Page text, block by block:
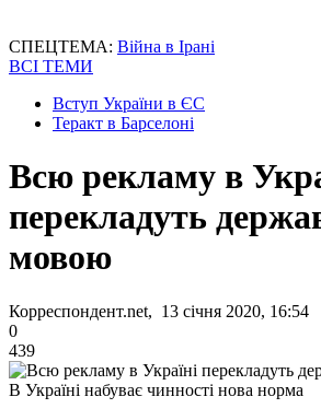
СПЕЦТЕМА: Війна в Ірані
ВСІ ТЕМИ
Вступ України в ЄС
Теракт в Барселоні
Всю рекламу в
перекладуть
мовою
Корреспондент.net, 13 січня 2020, 16:54
0
439
В Україні набуває чинності нова норма